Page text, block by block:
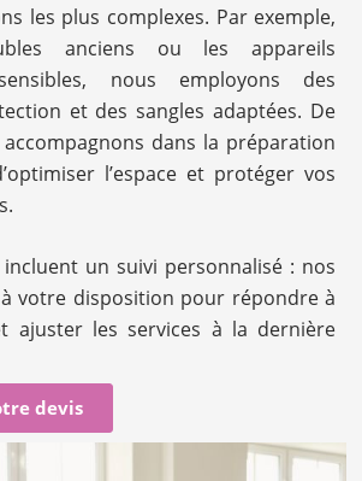
les plus complexes. Par exemple,
anciens ou les appareils
nous employons des
et des sangles adaptées. De
dans la préparation
l’espace et protéger vos
un suivi personnalisé : nos
votre disposition pour répondre à
ajuster les services à la dernière
devis